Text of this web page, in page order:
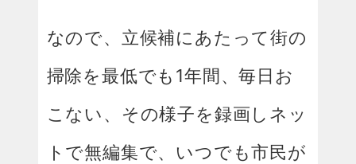
なので、立候補にあたって街の
掃除を最低でも1年間、毎日お
こない、その様子を録画しネッ
トで無編集で、いつでも市民が